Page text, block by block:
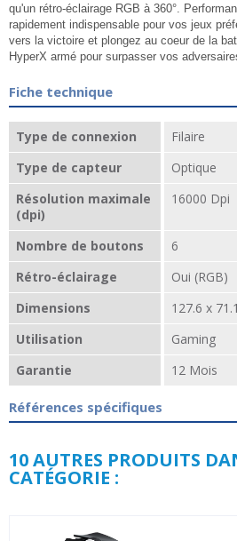
qu'un rétro-éclairage RGB à 360°.
rapidement indispensable pour vos jeux
vers la victoire et plongez au coeur de la
HyperX armé pour surpasser vos
Fiche technique
Type de connexion
Filaire
Type de capteur
Optique
Résolution maximale
(dpi)
16000 Dpi
Nombre de boutons
6
Rétro-éclairage
Oui (RGB)
Dimensions
127.6 x
Utilisation
Gaming
Garantie
12 Mois
Références spécifiques
10 AUTRES PRODUITS
CATÉGORIE :